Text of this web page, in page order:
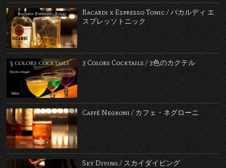
Bacardi x Espresso Tonic / バカルディ エ
スプレッソトニック
3 Colors Cocktails / 3色のカクテル
Caffè Negroni / カフェ・ネグローニ
Sky Diving / スカイダイビング